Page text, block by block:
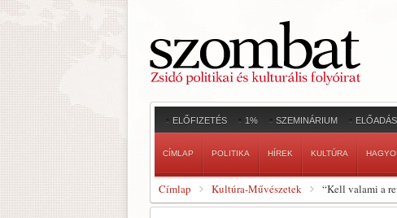
ELŐFIZETÉS 1% SZEMINÁRIUM ELŐADÁS
CÍMLAP POLITIKA HÍREK KULTÚRA
Címlap Kultúra-Művészetek “Kell valami a